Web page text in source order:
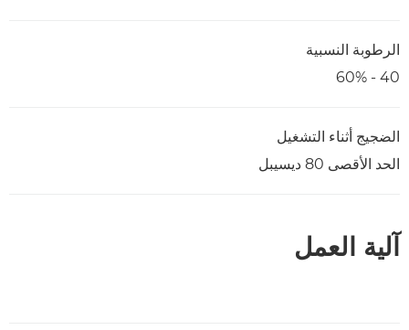
الرطوبة النسبية
40 - 60%
الضجيج أثناء التشغيل
الحد الأقصى 80 ديسيبل
آلية العمل